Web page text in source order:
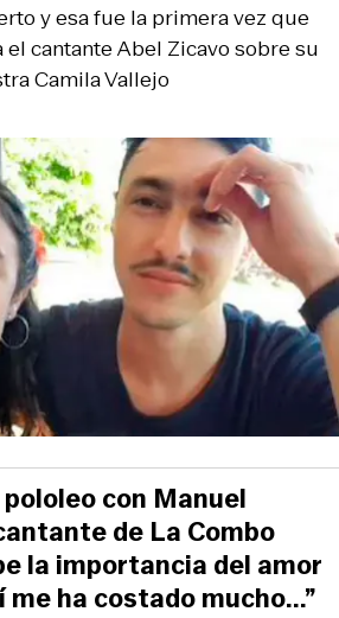
y esa fue la primera vez que
el cantante Abel Zicavo sobre su
Camila Vallejo
con Manuel
de La Combo
la importancia del amor
ha costado mucho...”